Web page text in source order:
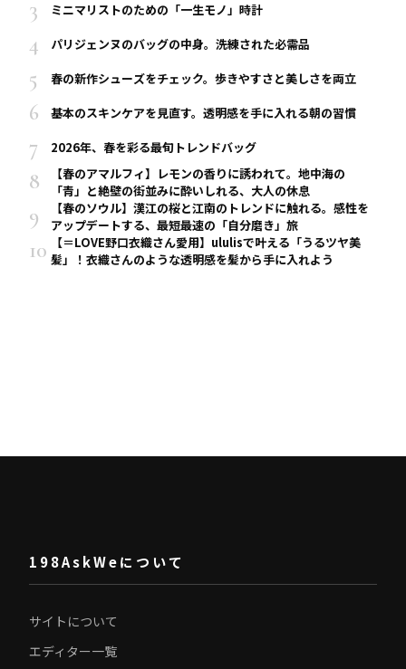
ミニマリストのための「一生モノ」時計
パリジェンヌのバッグの中身。洗練された必需品
春の新作シューズをチェック。歩きやすさと美しさを両立
基本のスキンケアを見直す。透明感を手に入れる朝の習慣
2026年、春を彩る最旬トレンドバッグ
【春のアマルフィ】レモンの香りに誘われて。地中海の
「青」と絶壁の街並みに酔いしれる、大人の休息
【春のソウル】漢江の桜と江南のトレンドに触れる。感性を
アップデートする、最短最速の「自分磨き」旅
【＝LOVE野口衣織さん愛用】ululisで叶える「うるツヤ美
髪」！衣織さんのような透明感を髪から手に入れよう
198AskWeについて
サイトについて
エディター一覧